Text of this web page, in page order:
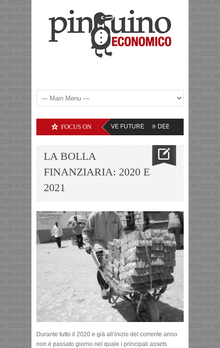
FOCUS ON
– LE PROSPETTIVE FUTURE DEBITI DELLE SOCIETA’
LA BOLLA
FINANZIARIA: 2020 E
2021
Durante tutto il 2020 e già all’inizio del corrente anno
non è passato giorno nel quale i principali assets